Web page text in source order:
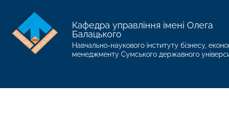
Кафедра управління імені Олега
Балацького
Навчально-наукового інституту бізнесу,
менеджменту Сумського державного